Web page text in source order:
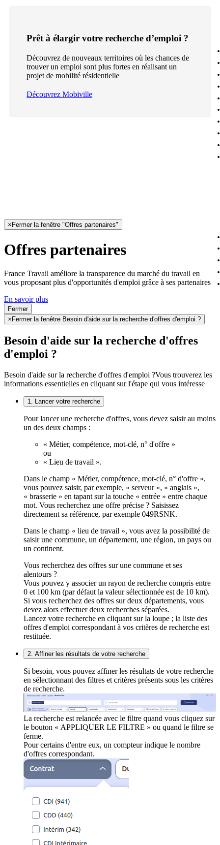
Prêt à élargir votre recherche d’emploi ?
Découvrez de nouveaux territoires où les chances de
trouver un emploi sont plus fortes en réalisant un
projet de mobilité résidentielle
Découvrez Mobiville
× Fermer la fenêtre "Offres partenaires"
Offres partenaires
France Travail améliore la transparence du marché du travail en
vous proposant plus d'opportunités d'emploi grâce à ses partenaires
En savoir plus
Fermer
× Fermer la fenêtre Besoin d'aide sur la recherche d'offres d'emploi ?
Besoin d'aide sur la recherche d'offres
d'emploi ?
Besoin d'aide sur la recherche d'offres d'emploi ?Vous trouverez les
informations essentielles en cliquant sur l'étape qui vous intéresse
1. Lancer votre recherche
Pour lancer une recherche d'offres, vous devez saisir au moins
un des deux champs :
« Métier, compétence, mot-clé, n° d'offre »
ou
« Lieu de travail ».
Dans le champ « Métier, compétence, mot-clé, n° d'offre »,
vous pouvez saisir, par exemple, « serveur », « anglais »,
« brasserie » en tapant sur la touche « entrée » entre chaque
mot. Vous recherchez une offre précise ? Saisissez
directement sa référence, par exemple 049RSNK.
Dans le champ « lieu de travail », vous avez la possibilité de
saisir une commune, un département, une région, un pays ou
un continent.
Vous recherchez des offres sur une commune et ses
alentours ?
Vous pouvez y associer un rayon de recherche compris entre
0 et 100 km (par défaut la valeur sélectionnée est de 10 km).
Si vous recherchez des offres sur deux départements, vous
devez alors effectuer deux recherches séparées.
Lancez votre recherche en cliquant sur la loupe ; la liste des
offres d'emploi correspondant à vos critères de recherche est
restituée.
2. Affiner les résultats de votre recherche
Si besoin, vous pouvez affiner les résultats de votre recherche
en sélectionnant des filtres et critères présents sous les critères
de recherche.
La recherche est relancée avec le filtre quand vous cliquez sur
le bouton « APPLIQUER LE FILTRE » ou quand le filtre se
ferme.
Pour certains d'entre eux, un compteur indique le nombre
d'offres correspondant.